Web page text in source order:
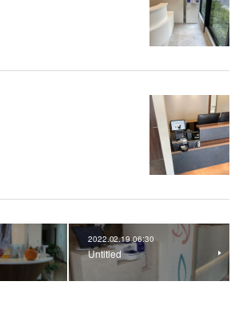
2022.02.19 06:30
Untitled